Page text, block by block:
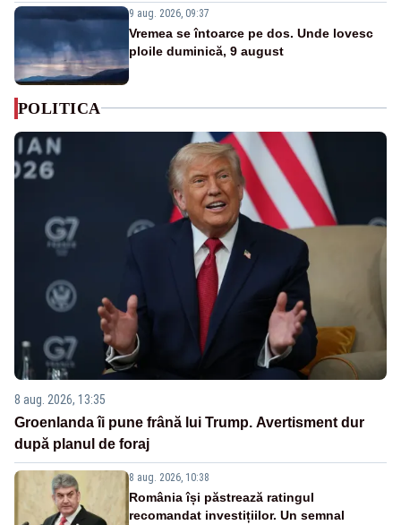
9 aug. 2026, 09:37
Vremea se întoarce pe dos. Unde lovesc
ploile duminică, 9 august
POLITICA
8 aug. 2026, 13:35
Groenlanda îi pune frână lui Trump. Avertisment dur
după planul de foraj
8 aug. 2026, 10:38
România își păstrează ratingul
recomandat investițiilor. Un semnal